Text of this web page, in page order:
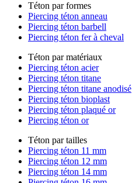
Téton par formes
Piercing téton anneau
Piercing téton barbell
Piercing téton fer à cheval
Téton par matériaux
Piercing téton acier
Piercing téton titane
Piercing téton titane anodisé
Piercing téton bioplast
Piercing téton plaqué or
Piercing téton or
Téton par tailles
Piercing téton 11 mm
Piercing téton 12 mm
Piercing téton 14 mm